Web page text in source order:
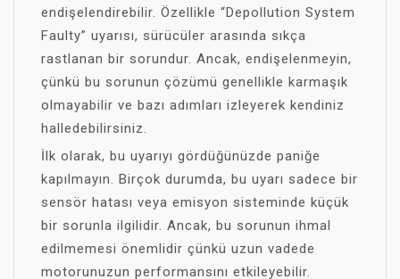
endişelendirebilir. Özellikle “Depollution System
Faulty” uyarısı, sürücüler arasında sıkça
rastlanan bir sorundur. Ancak, endişelenmeyin,
çünkü bu sorunun çözümü genellikle karmaşık
olmayabilir ve bazı adımları izleyerek kendiniz
halledebilirsiniz.
İlk olarak, bu uyarıyı gördüğünüzde paniğe
kapılmayın. Birçok durumda, bu uyarı sadece bir
sensör hatası veya emisyon sisteminde küçük
bir sorunla ilgilidir. Ancak, bu sorunun ihmal
edilmemesi önemlidir çünkü uzun vadede
motorunuzun performansını etkileyebilir.